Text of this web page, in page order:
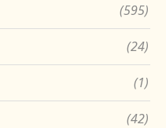
(595)
(24)
(1)
(42)